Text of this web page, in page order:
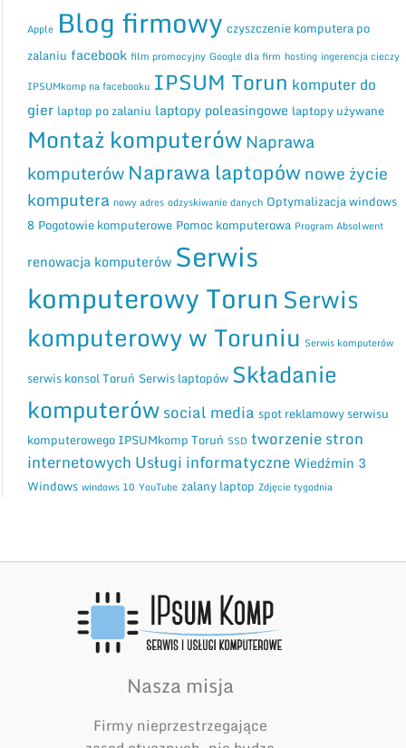
Apple Blog firmowy czyszczenie komputera po
zalaniu facebook film promocyjny Google dla firm hosting ingerencja cieczy
IPSUMkomp na facebooku IPSUM Torun komputer do
gier laptop po zalaniu laptopy poleasingowe laptopy używane
Montaż komputerów Naprawa
komputerów Naprawa laptopównowe życie
komputera nowy adres odzyskiwanie danych Optymalizacja windows
8 Pogotowie komputerowe Pomoc komputerowa Program Absolwent
renowacja komputerów Serwis
komputerowy Torun Serwis
komputerowy w Toruniu Serwis komputerów
serwis konsol Toruń Serwis laptopów Składanie
komputerówsocial media spot reklamowy serwisu
komputerowego IPSUMkomp Toruń SSD tworzenie stron
internetowych Usługi informatyczne Wiedźmin 3
Windows windows 10 YouTube zalany laptop Zdjęcie tygodnia
Nasza misja
Firmy nieprzestrzegające